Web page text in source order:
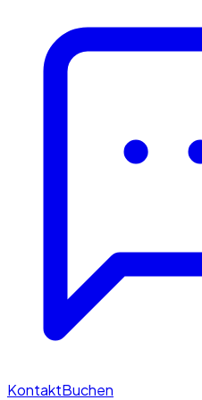
KontaktBuchen